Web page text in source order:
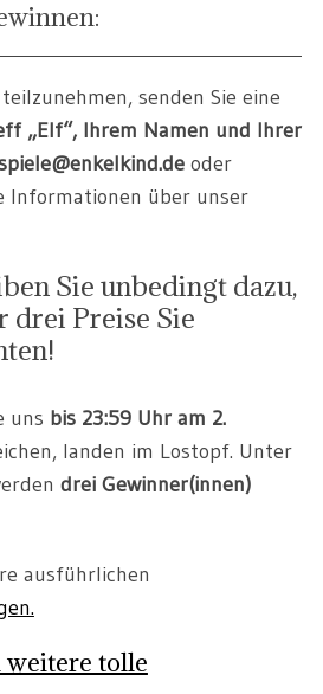
senden Sie eine
„Elf“, Ihrem Namen und Ihrer
oder
Informationen über unser
Sie unbedingt dazu,
drei Preise Sie
uns bis 23:59 Uhr am 2.
landen im Lostopf. Unter
drei Gewinner(innen)
ausführlichen
tolle